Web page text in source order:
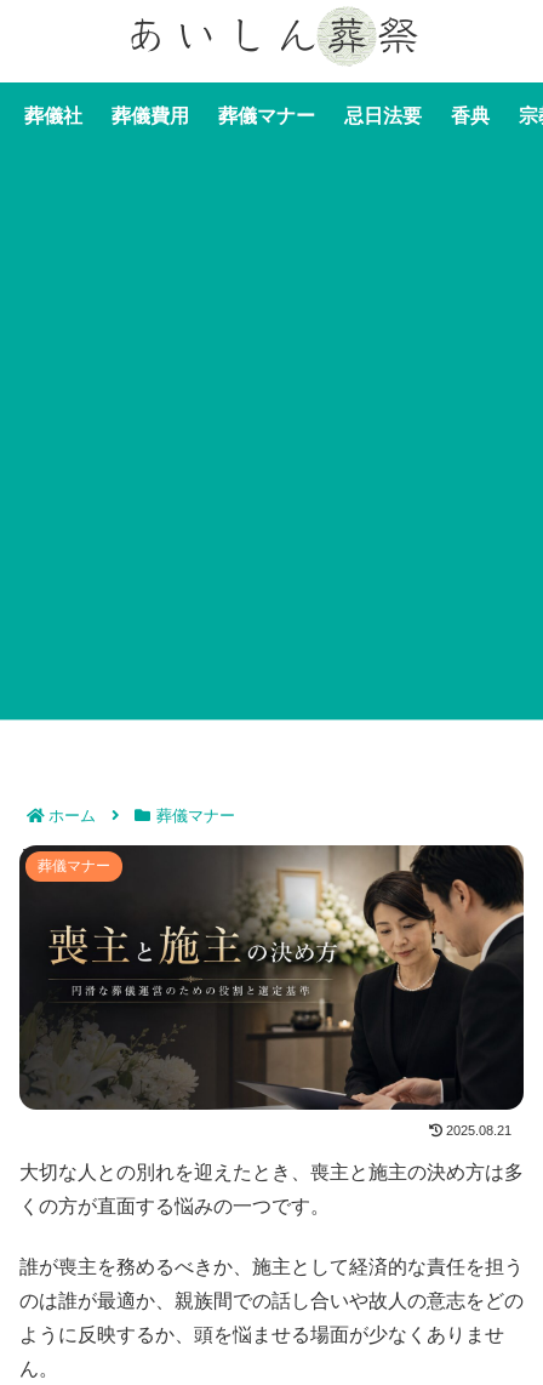
葬儀社 葬儀費用 葬儀マナー 忌日法要 香典 宗
ホーム 葬儀マナー
喪主と施主の決め方｜円滑な葬儀運営のための役割と選
定基準について
葬儀マナー
2025.08.21
大切な人との別れを迎えたとき、喪主と施主の決め方は多
くの方が直面する悩みの一つです。
誰が喪主を務めるべきか、施主として経済的な責任を担う
のは誰が最適か、親族間での話し合いや故人の意志をどの
ように反映するか、頭を悩ませる場面が少なくありませ
ん。